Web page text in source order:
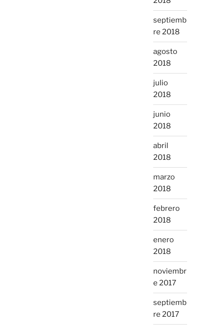
septiemb
re 2018
agosto
2018
julio
2018
junio
2018
abril
2018
marzo
2018
febrero
2018
enero
2018
noviembr
e 2017
septiemb
re 2017